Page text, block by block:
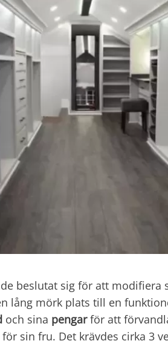
beslutat sig för att modifiera
lång mörk plats till en
och sina pengarför att
sin fru. Det krävdes cirka 3